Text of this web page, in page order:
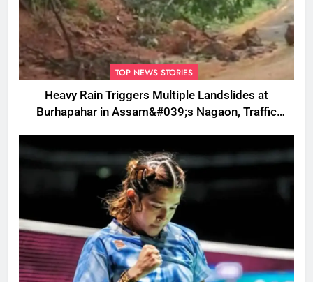
TOP NEWS STORIES
Heavy Rain Triggers Multiple Landslides at
Burhapahar in Assam&#039;s Nagaon, Traffic